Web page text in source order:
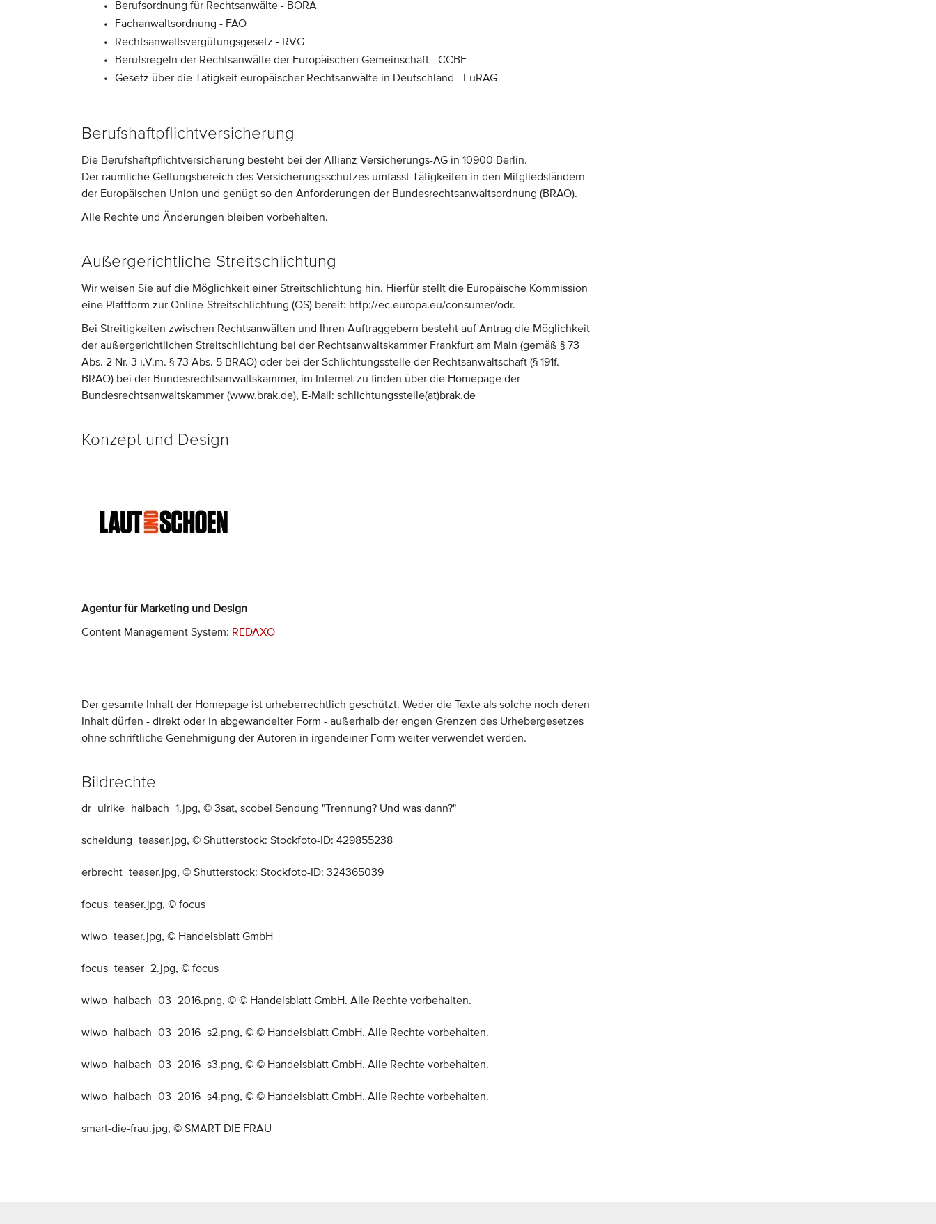
Berufsordnung für Rechtsanwälte - BORA
Fachanwaltsordnung - FAO
Rechtsanwaltsvergütungsgesetz - RVG
Berufsregeln der Rechtsanwälte der Europäischen Gemeinschaft - CCBE
Gesetz über die Tätigkeit europäischer Rechtsanwälte in Deutschland - EuRAG
Berufshaftpflichtversicherung
Die Berufshaftpflichtversicherung besteht bei der Allianz Versicherungs-AG in 10900 Berlin.
Der räumliche Geltungsbereich des Versicherungsschutzes umfasst Tätigkeiten in den Mitgliedsländern
der Europäischen Union und genügt so den Anforderungen der Bundesrechtsanwaltsordnung (BRAO).
Alle Rechte und Änderungen bleiben vorbehalten.
Außergerichtliche Streitschlichtung
Wir weisen Sie auf die Möglichkeit einer Streitschlichtung hin. Hierfür stellt die Europäische Kommission
eine Plattform zur Online-Streitschlichtung (OS) bereit: http://ec.europa.eu/consumer/odr.
Bei Streitigkeiten zwischen Rechtsanwälten und Ihren Auftraggebern besteht auf Antrag die Möglichkeit
der außergerichtlichen Streitschlichtung bei der Rechtsanwaltskammer Frankfurt am Main (gemäß § 73
Abs. 2 Nr. 3 i.V.m. § 73 Abs. 5 BRAO) oder bei der Schlichtungsstelle der Rechtsanwaltschaft (§ 191f.
BRAO) bei der Bundesrechtsanwaltskammer, im Internet zu finden über die Homepage der
Bundesrechtsanwaltskammer (www.brak.de), E-Mail: schlichtungsstelle(at)brak.de
Konzept und Design
Agentur für Marketing und Design
Content Management System: REDAXO
Der gesamte Inhalt der Homepage ist urheberrechtlich geschützt. Weder die Texte als solche noch deren
Inhalt dürfen - direkt oder in abgewandelter Form - außerhalb der engen Grenzen des Urhebergesetzes
ohne schriftliche Genehmigung der Autoren in irgendeiner Form weiter verwendet werden.
Bildrechte
dr_ulrike_haibach_1.jpg, © 3sat, scobel Sendung "Trennung? Und was dann?"
scheidung_teaser.jpg, © Shutterstock: Stockfoto-ID: 429855238
erbrecht_teaser.jpg, © Shutterstock: Stockfoto-ID: 324365039
focus_teaser.jpg, © focus
wiwo_teaser.jpg, © Handelsblatt GmbH
focus_teaser_2.jpg, © focus
wiwo_haibach_03_2016.png, © © Handelsblatt GmbH. Alle Rechte vorbehalten.
wiwo_haibach_03_2016_s2.png, © © Handelsblatt GmbH. Alle Rechte vorbehalten.
wiwo_haibach_03_2016_s3.png, © © Handelsblatt GmbH. Alle Rechte vorbehalten.
wiwo_haibach_03_2016_s4.png, © © Handelsblatt GmbH. Alle Rechte vorbehalten.
smart-die-frau.jpg, © SMART DIE FRAU